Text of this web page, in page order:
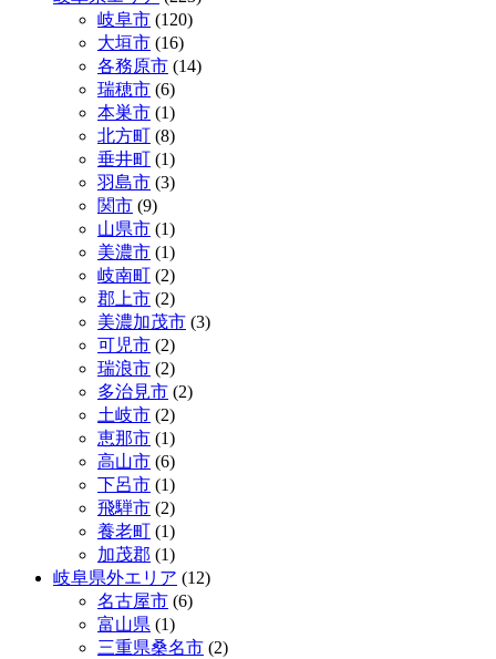
岐阜市 (120)
大垣市 (16)
各務原市 (14)
瑞穂市 (6)
本巣市 (1)
北方町 (8)
垂井町 (1)
羽島市 (3)
関市 (9)
山県市 (1)
美濃市 (1)
岐南町 (2)
郡上市 (2)
美濃加茂市 (3)
可児市 (2)
瑞浪市 (2)
多治見市 (2)
土岐市 (2)
恵那市 (1)
高山市 (6)
下呂市 (1)
飛騨市 (2)
養老町 (1)
加茂郡 (1)
岐阜県外エリア (12)
名古屋市 (6)
富山県 (1)
三重県桑名市 (2)